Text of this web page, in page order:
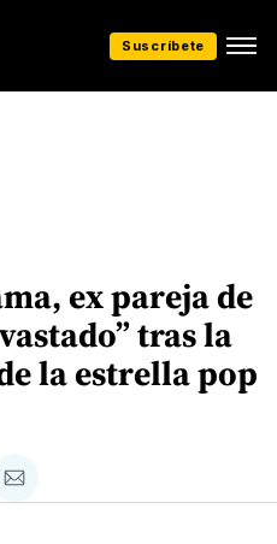
Suscríbete
ex pareja de
tras la
la estrella pop
Compartir
via